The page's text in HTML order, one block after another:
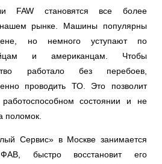
FAW становятся все более
рынке. Машины популярны
но немного уступают по
и американцам. Чтобы
работало без перебоев,
проводить ТО. Это позволит
состоянии и не
поломок.
Сервис» в Москве занимается
быстро восстановит его